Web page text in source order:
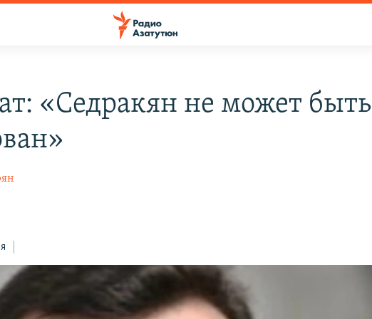
«Седракян не может быть